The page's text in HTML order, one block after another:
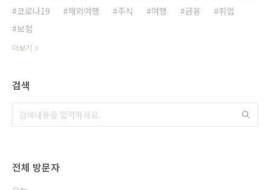
코로나19
해외여행 주식 여행 금융
취업
보험
더보기
검색
전체 방문자